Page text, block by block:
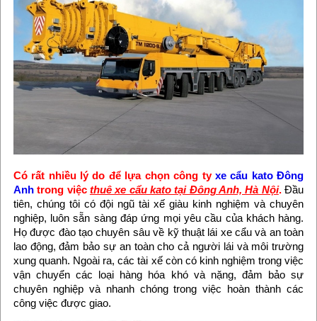
Có rất nhiều lý do để lựa chọn công ty xe cẩu kato Đông
Anhtrong việc thuê xe cẩu kato tại Đông Anh, Hà Nội.Đầu
tiên, chúng tôi có đội ngũ tài xế giàu kinh nghiệm và chuyên
nghiệp, luôn sẵn sàng đáp ứng mọi yêu cầu của khách hàng.
Họ được đào tạo chuyên sâu về kỹ thuật lái xe cẩu và an toàn
lao động, đảm bảo sự an toàn cho cả người lái và môi trường
xung quanh. Ngoài ra, các tài xế còn có kinh nghiệm trong việc
vận chuyển các loại hàng hóa khó và nặng, đảm bảo sự
chuyên nghiệp và nhanh chóng trong việc hoàn thành các
công việc được giao.